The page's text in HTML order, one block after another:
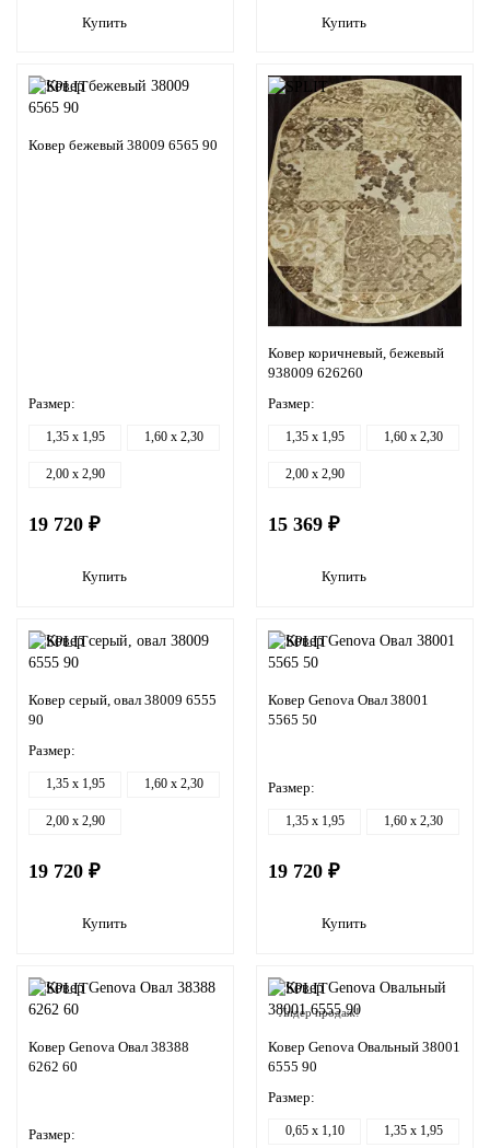
Купить Купить
Ковер бежевый 38009 6565 90
Размер:
1,35 x 1,95 1,60 x 2,30
2,00 x 2,90
19 720 ₽
Купить
Ковер коричневый, бежевый
938009 626260
Размер:
1,35 x 1,95 1,60 x 2,30
2,00 x 2,90
15 369 ₽
Купить
Ковер серый, овал 38009 6555
90
Размер:
1,35 x 1,95 1,60 x 2,30
2,00 x 2,90
19 720 ₽
Купить
Ковер Genova Овал 38001
5565 50
Размер:
1,35 x 1,95 1,60 x 2,30
19 720 ₽
Купить
Ковер Genova Овал 38388
6262 60
Размер:
Лидер продаж!
Ковер Genova Овальный 38001
6555 90
Размер:
0,65 x 1,10 1,35 x 1,95